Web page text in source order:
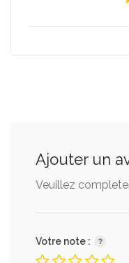
Ajouter un
Veuillez
Votre note :